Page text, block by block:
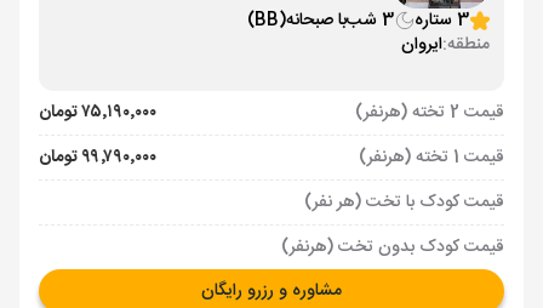
3 ستاره
3 شب با صبحانه(BB)
منطقه:ایروان
قیمت 2 تخته (هرنفر)
۷۵٬۱۹۰٬۰۰۰ تومان
قیمت 1 تخته (هرنفر)
۹۹٬۷۹۰٬۰۰۰ تومان
قیمت کودک با تخت (هر نفر)
قیمت کودک بدون تخت (هرنفر)
مشاوره و رزرو رایگان